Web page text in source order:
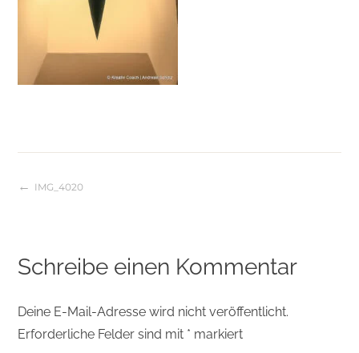
Beitragsnavigation
IMG_4020
Schreibe einen Kommentar
Deine E-Mail-Adresse wird nicht veröffentlicht.
Erforderliche Felder sind mit * markiert